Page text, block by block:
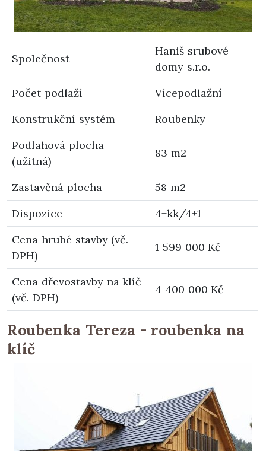
Společnost
Haniš srubové
domy s.r.o.
Počet podlaží
Vícepodlažní
Konstrukční systém
Roubenky
Podlahová plocha
(užitná)
83 m2
Zastavěná plocha
58 m2
Dispozice
4+kk/4+1
Cena hrubé stavby (vč.
DPH)
1 599 000 Kč
Cena dřevostavby na klíč
(vč. DPH)
4 400 000 Kč
Roubenka Tereza - roubenka na
klíč